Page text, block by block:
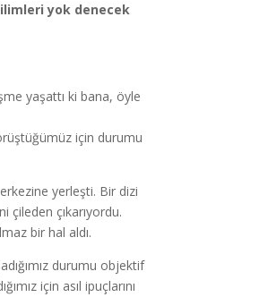
yok denecek
yaşattı ki bana, öyle
için durumu
yerleşti. Bir dizi
çıkarıyordu.
bir hal aldı.
durumu objektif
için asıl ipuçlarını